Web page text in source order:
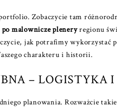
Zobaczycie tam
malownicze pleneryregionu
jak potrafimy wykorzystać
charakteru i historii.
– LOGISTYKA
planowania. Rozważcie